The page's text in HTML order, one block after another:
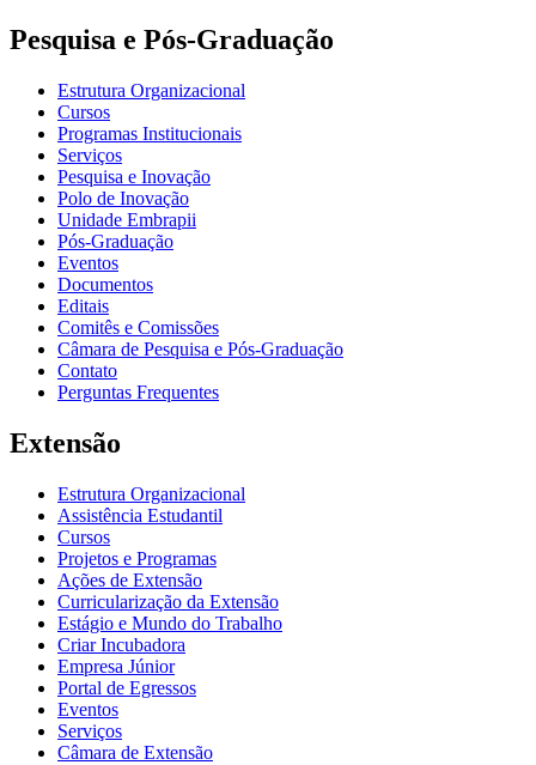
Pesquisa e Pós-Graduação
Estrutura Organizacional
Cursos
Programas Institucionais
Serviços
Pesquisa e Inovação
Polo de Inovação
Unidade Embrapii
Pós-Graduação
Eventos
Documentos
Editais
Comitês e Comissões
Câmara de Pesquisa e Pós-Graduação
Contato
Perguntas Frequentes
Extensão
Estrutura Organizacional
Assistência Estudantil
Cursos
Projetos e Programas
Ações de Extensão
Curricularização da Extensão
Estágio e Mundo do Trabalho
Criar Incubadora
Empresa Júnior
Portal de Egressos
Eventos
Serviços
Câmara de Extensão